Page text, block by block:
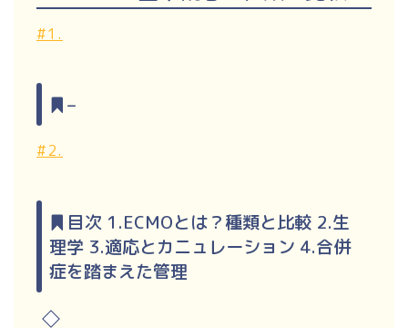
#1.
–
#2.
目次 1.ECMOとは？種類と比較 2.生
理学 3.適応とカニュレーション 4.合併
症を踏まえた管理